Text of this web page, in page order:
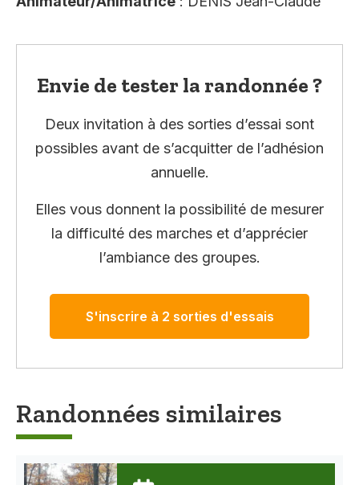
Envie de tester la randonnée ?
Deux invitation à des sorties d’essai sont
possibles avant de s’acquitter de l’adhésion
annuelle.
Elles vous donnent la possibilité de mesurer
la difficulté des marches et d’apprécier
l’ambiance des groupes.
S'inscrire à 2 sorties d'essais
Randonnées similaires